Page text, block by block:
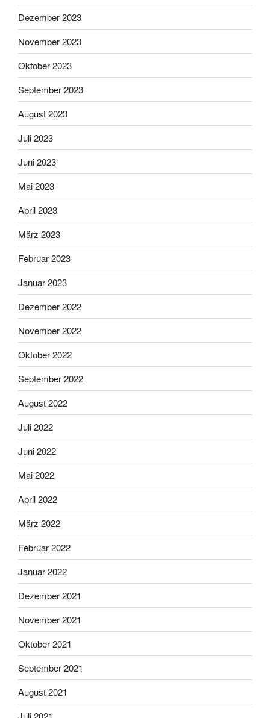
Dezember 2023
November 2023
Oktober 2023
September 2023
August 2023
Juli 2023
Juni 2023
Mai 2023
April 2023
März 2023
Februar 2023
Januar 2023
Dezember 2022
November 2022
Oktober 2022
September 2022
August 2022
Juli 2022
Juni 2022
Mai 2022
April 2022
März 2022
Februar 2022
Januar 2022
Dezember 2021
November 2021
Oktober 2021
September 2021
August 2021